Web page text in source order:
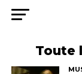
Toute